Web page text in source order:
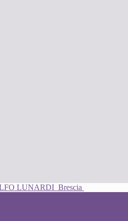
LUNARDI Brescia